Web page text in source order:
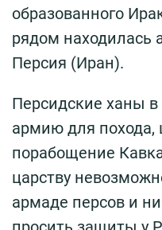
образованного
рядом находилась
Персия (Иран).
Персидские ханы в
армию для похода,
порабощение
царству
армаде персов и